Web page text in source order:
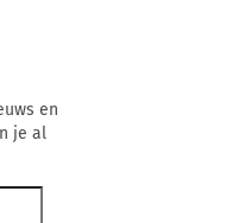
en
je al